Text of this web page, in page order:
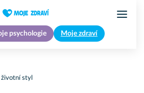
psychologie Moje zdraví
styl